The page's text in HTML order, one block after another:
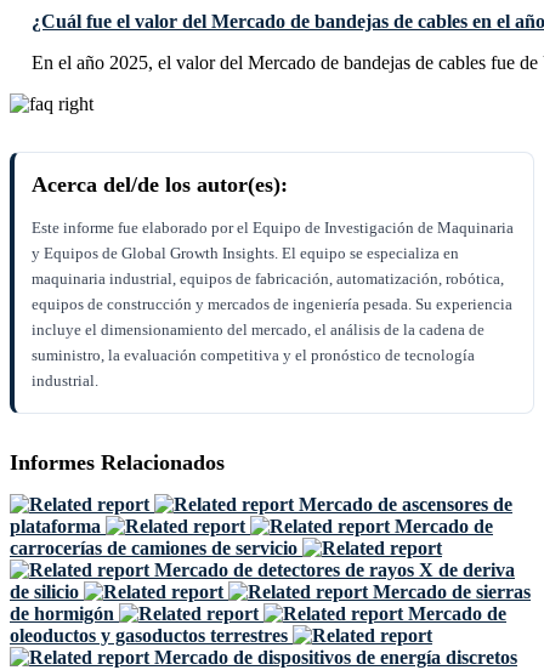
¿Cuál fue el valor del Mercado de bandejas de cables en el
En el año 2025, el valor del Mercado de bandejas de cables fue
Acerca del/de los autor(es):
Este informe fue elaborado por el Equipo de Investigación de Maquinaria
y Equipos de Global Growth Insights. El equipo se especializa en
maquinaria industrial, equipos de fabricación, automatización, robótica,
equipos de construcción y mercados de ingeniería pesada. Su experiencia
incluye el dimensionamiento del mercado, el análisis de la cadena de
suministro, la evaluación competitiva y el pronóstico de tecnología
industrial.
Informes Relacionados
Mercado de ascensores de
plataforma
Mercado de
carrocerías de camiones de servicio
Mercado de detectores de rayos X de deriva
de silicio
Mercado de sierras
de hormigón
Mercado de
oleoductos y gasoductos terrestres
Mercado de dispositivos de energía discretos